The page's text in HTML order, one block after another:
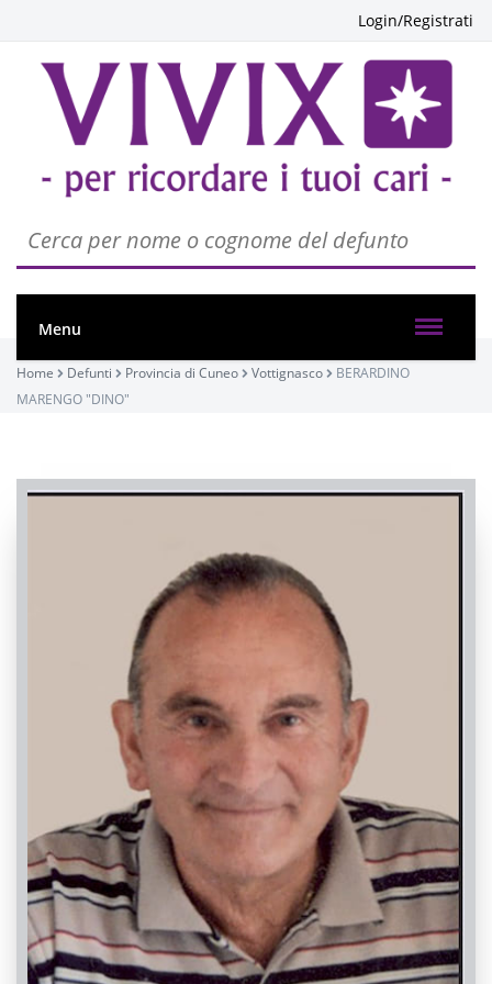
Login/Registrati
Menu
Home Defunti Provincia di Cuneo Vottignasco
BERARDINO
MARENGO "DINO"
PASSATE: